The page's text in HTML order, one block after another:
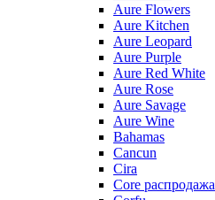
Aure Flowers
Aure Kitchen
Aure Leopard
Aure Purple
Aure Red White
Aure Rose
Aure Savage
Aure Wine
Bahamas
Cancun
Cira
Core распродажа